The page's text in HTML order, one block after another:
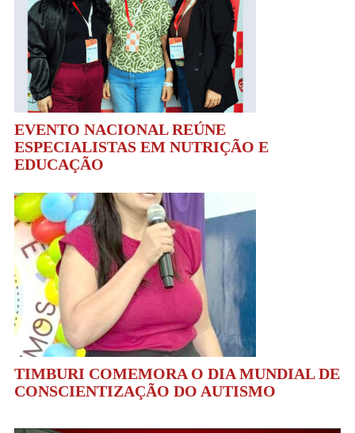
EVENTO NACIONAL REÚNE
ESPECIALISTAS EM NUTRIÇÃO E
EDUCAÇÃO
TIMBURI COMEMORA O DIA MUNDIAL DE
CONSCIENTIZAÇÃO DO AUTISMO